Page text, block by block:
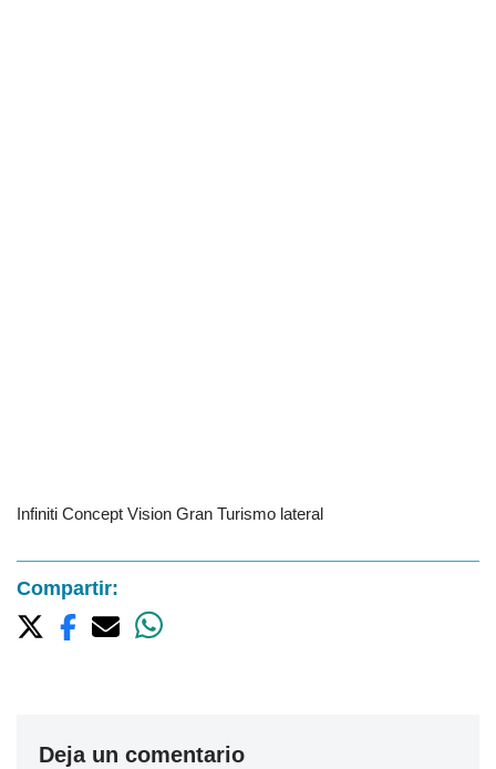
Infiniti Concept Vision Gran Turismo lateral
Compartir:
Deja un comentario